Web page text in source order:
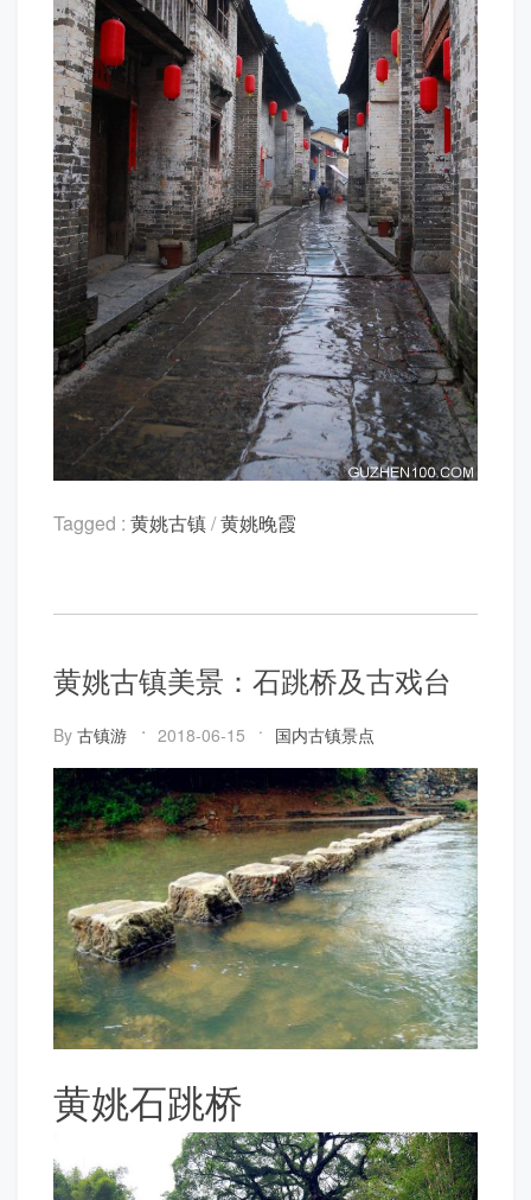
Tagged : 黄姚古镇/黄姚晚霞
黄姚古镇美景：石跳桥及古戏台
By 古镇游 2018-06-15 国内古镇景点
黄姚石跳桥